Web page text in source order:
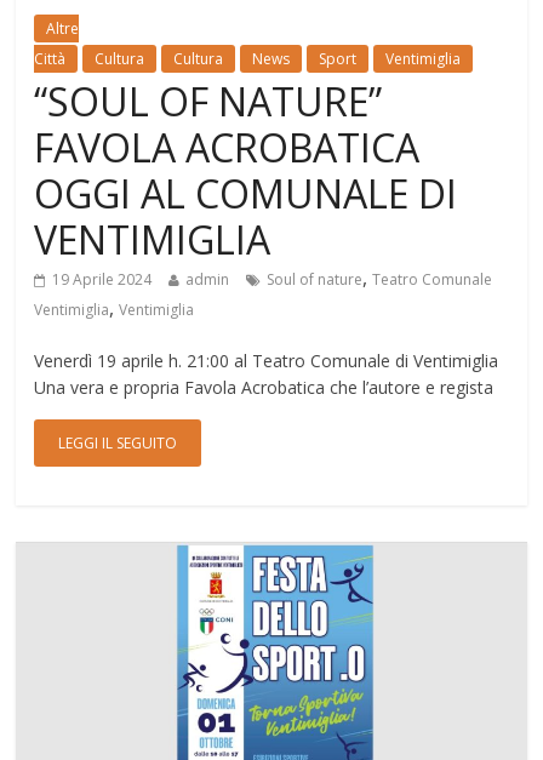
Altre
Città
Cultura Cultura News Sport Ventimiglia
“SOUL OF NATURE”
FAVOLA ACROBATICA
OGGI AL COMUNALE DI
VENTIMIGLIA
19 Aprile 2024 admin Soul of nature,Teatro Comunale
Ventimiglia,Ventimiglia
Venerdì 19 aprile h. 21:00 al Teatro Comunale di Ventimiglia
Una vera e propria Favola Acrobatica che l’autore e regista
LEGGI IL SEGUITO